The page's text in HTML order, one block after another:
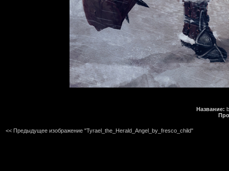
Название:
<< Предыдущее изображение "Tyrael_the_Herald_Angel_by_fresco_child"